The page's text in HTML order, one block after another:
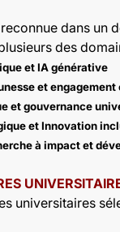
reconnue dans
des
et IA générative
et
et gouvernance
et Innovation
à impact et
universitaires